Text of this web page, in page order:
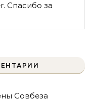
Спасибо за
Совбеза